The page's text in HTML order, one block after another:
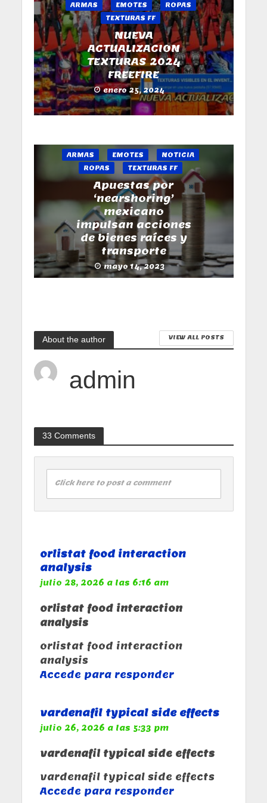
ARMAS EMOTES
ROPAS
TEXTURAS FF
NUEVA
ACTUALIZACION
TEXTURAS 2024
FREEFIRE
enero 25, 2024
ARMAS EMOTES
NOTICIA
ROPAS
TEXTURAS FF
Apuestas por
‘nearshoring’
mexicano
impulsan acciones
de bienes raíces y
transporte
mayo 14, 2023
About the author VIEW ALL POSTS
admin
33 Comments
Click here to post a comment
orlistat food interaction
analysis
julio 28, 2026 a las 6:16 am
orlistat food interaction
analysis
orlistat food interaction
analysis
Accede para responder
vardenafil typical side effects
julio 26, 2026 a las 5:33 pm
vardenafil typical side effects
vardenafil typical side effects
Accede para responder